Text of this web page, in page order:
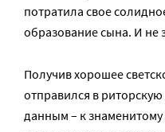
потратила свое
образование сына. И не
Получив хорошее
отправился в
данным – к